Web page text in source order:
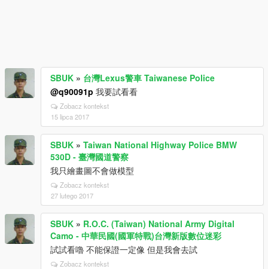
SBUK » 台灣Lexus警車 Taiwanese Police
@q90091p 我要試看看
Zobacz kontekst
15 lipca 2017
SBUK » Taiwan National Highway Police BMW
530D - 臺灣國道警察
我只繪畫圖不會做模型
Zobacz kontekst
27 lutego 2017
SBUK » R.O.C. (Taiwan) National Army Digital
Camo - 中華民國(國軍特戰)台灣新版數位迷彩
試試看嚕 不能保證一定像 但是我會去試
Zobacz kontekst